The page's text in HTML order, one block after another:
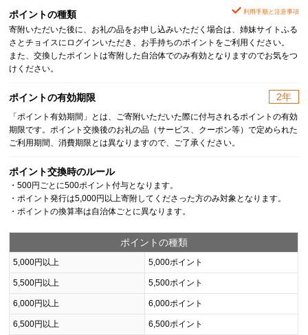
ポイントの種類 利用手順と注意事項
寄附いただいた後に、お礼の品をお申し込みいただく場合は、姉妹サイトふる
さとチョイスにログインいただき、お手持ちのポイントをご利用ください。
また、交換したポイントは寄附した自治体でのみ有効となりますのでお気をつ
けください。
ポイントの有効期限 2年
「ポイント有効期間」とは、ご寄附いただいた際に付与されるポイントの有効
期限です。ポイント交換後のお礼の品（サービス、クーポン等）で定められた
ご利用期間、消費期限とは異なりますので、ご了承ください。
ポイント交換時のルール
・500円ごとに500ポイント付与となります。
・ポイント発行は5,000円以上寄附してくださった方のみ対象となります。
・ポイントの換算率は自治体ごとに異なります。
ポイントの種類
5,000円以上 5,000ポイント
5,500円以上 5,500ポイント
6,000円以上 6,000ポイント
6,500円以上 6,500ポイント